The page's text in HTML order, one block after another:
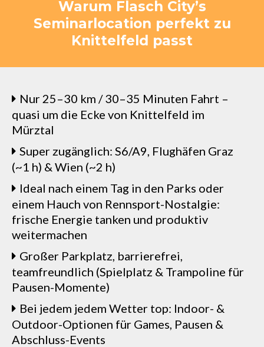
Warum Flasch City’s
Seminarlocation perfekt zu
Knittelfeld passt
Nur 25–30 km / 30–35 Minuten Fahrt –
quasi um die Ecke von Knittelfeld im
Mürztal
Super zugänglich: S6/A9, Flughäfen Graz
(~1 h) & Wien (~2 h)
Ideal nach einem Tag in den Parks oder
einem Hauch von Rennsport-Nostalgie:
frische Energie tanken und produktiv
weitermachen
Großer Parkplatz, barrierefrei,
teamfreundlich (Spielplatz & Trampoline für
Pausen-Momente)
Bei jedem jedem Wetter top: Indoor- &
Outdoor-Optionen für Games, Pausen &
Abschluss-Events